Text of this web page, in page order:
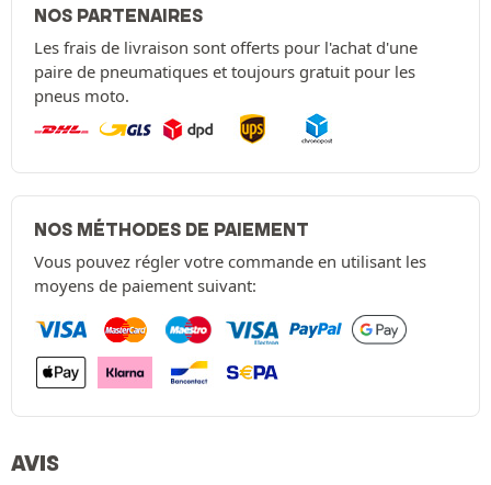
NOS PARTENAIRES
Les frais de livraison sont offerts pour l'achat d'une
paire de pneumatiques et toujours gratuit pour les
pneus moto.
NOS MÉTHODES DE PAIEMENT
Vous pouvez régler votre commande en utilisant les
moyens de paiement suivant:
AVIS